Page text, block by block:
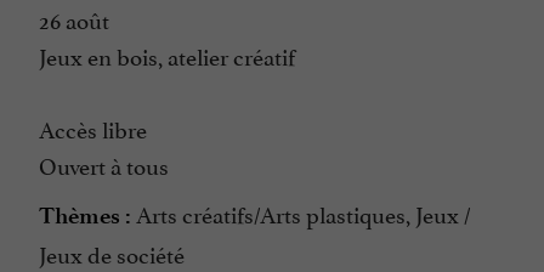
26 août
Jeux en bois, atelier créatif
Accès libre
Ouvert à tous
Thèmes : Arts créatifs/Arts plastiques, Jeux /
Jeux de société